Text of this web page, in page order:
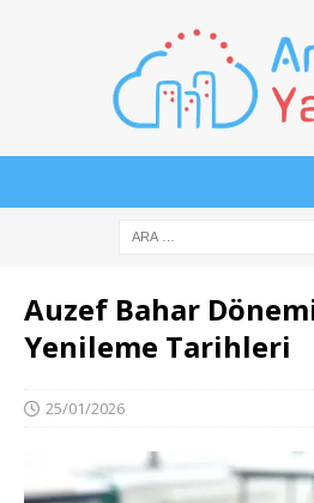
Auzef Bahar
Yenileme Tarihleri
25/01/2026